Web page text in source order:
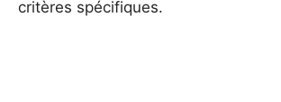
critères spécifiques.